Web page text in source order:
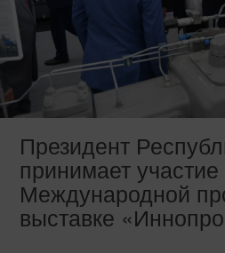
Президент
принимает участие
Международной
выставке